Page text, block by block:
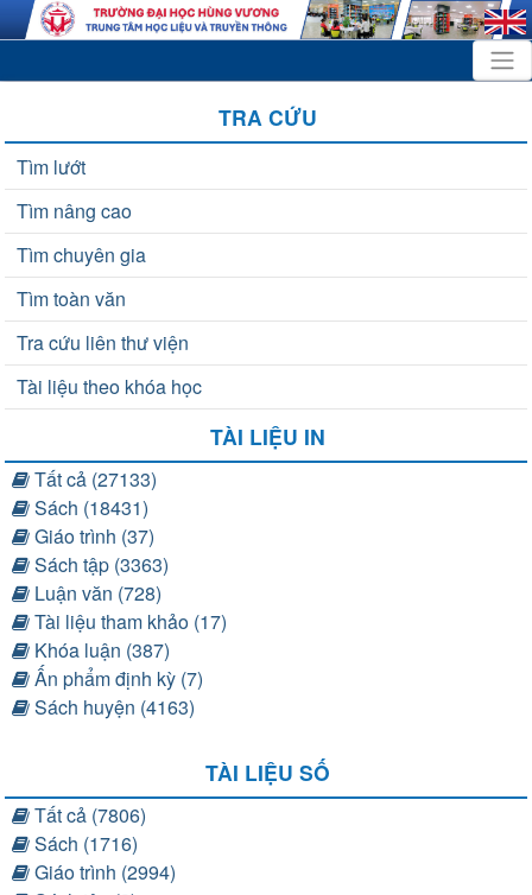
TRA CỨU
Tìm lướt
Tìm nâng cao
Tìm chuyên gia
Tìm toàn văn
Tra cứu liên thư viện
Tài liệu theo khóa học
TÀI LIỆU IN
Tất cả (27133)
Sách (18431)
Giáo trình (37)
Sách tập (3363)
Luận văn (728)
Tài liệu tham khảo (17)
Khóa luận (387)
Ấn phẩm định kỳ (7)
Sách huyện (4163)
TÀI LIỆU SỐ
Tất cả (7806)
Sách (1716)
Giáo trình (2994)